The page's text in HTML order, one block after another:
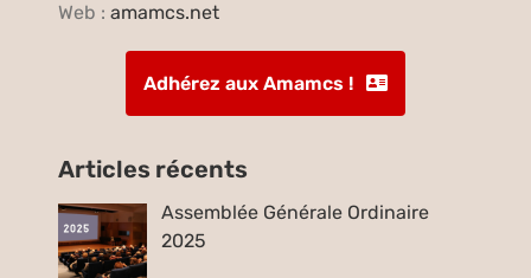
Web :amamcs.net
Adhérez aux Amamcs !
Articles récents
Assemblée Générale Ordinaire
2025